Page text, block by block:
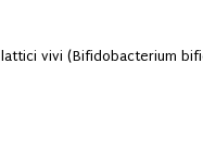
vivi (Bifidobacterium